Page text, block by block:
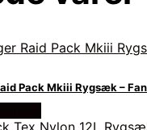
Pack Mkiii Rygsæk –